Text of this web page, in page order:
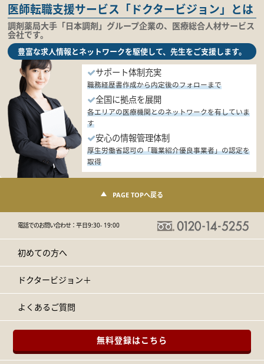
医師転職支援サービス「ドクタービジョン」とは
調剤薬局大手「日本調剤」グループ企業の、医療総合人材サービス
会社です。
豊富な求人情報とネットワークを駆使して、先生をご支援します。
サポート体制充実
職務経歴書作成から内定後のフォローまで
全国に拠点を展開
各エリアの医療機関とのネットワークを有していま
す
安心の情報管理体制
厚生労働省認可の「職業紹介優良事業者」の認定を
取得
PAGE TOPへ戻る
電話でのお問い合わせ：平日9:30- 19:00
初めての方へ
ドクタービジョン＋
よくあるご質問
無料登録はこちら